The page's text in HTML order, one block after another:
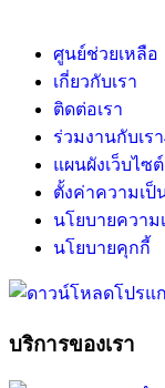
ศูนย์ช่วยเหลือ
เกี่ยวกับเรา
ติดต่อเรา
ร่วมงานกับเรา
แผนผังเว็บไซต์
ตั้งค่าความเป็
นโยบายความ
นโยบายคุกกี้
บริการของเรา